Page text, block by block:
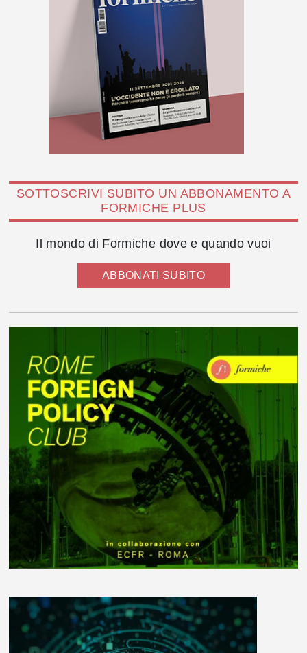
SOTTOSCRIVI SUBITO UN ABBONAMENTO A
FORMICHE PLUS
Il mondo di Formiche dove e quando vuoi
ABBONATI SUBITO